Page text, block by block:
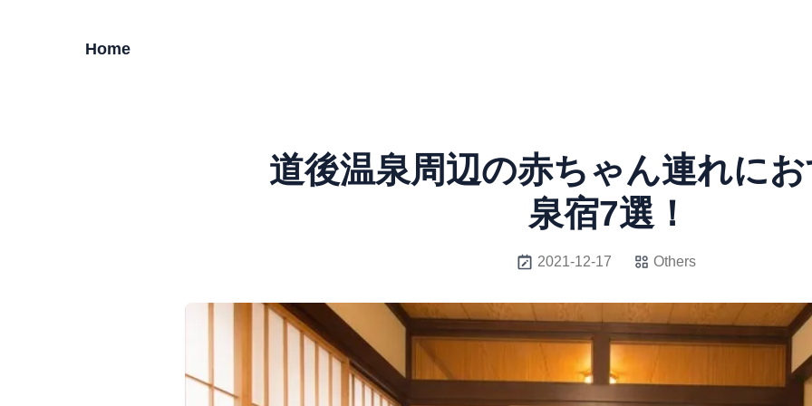
Home
道後温泉周辺の赤ちゃん連れに
泉宿7選！
2021-12-17 Others